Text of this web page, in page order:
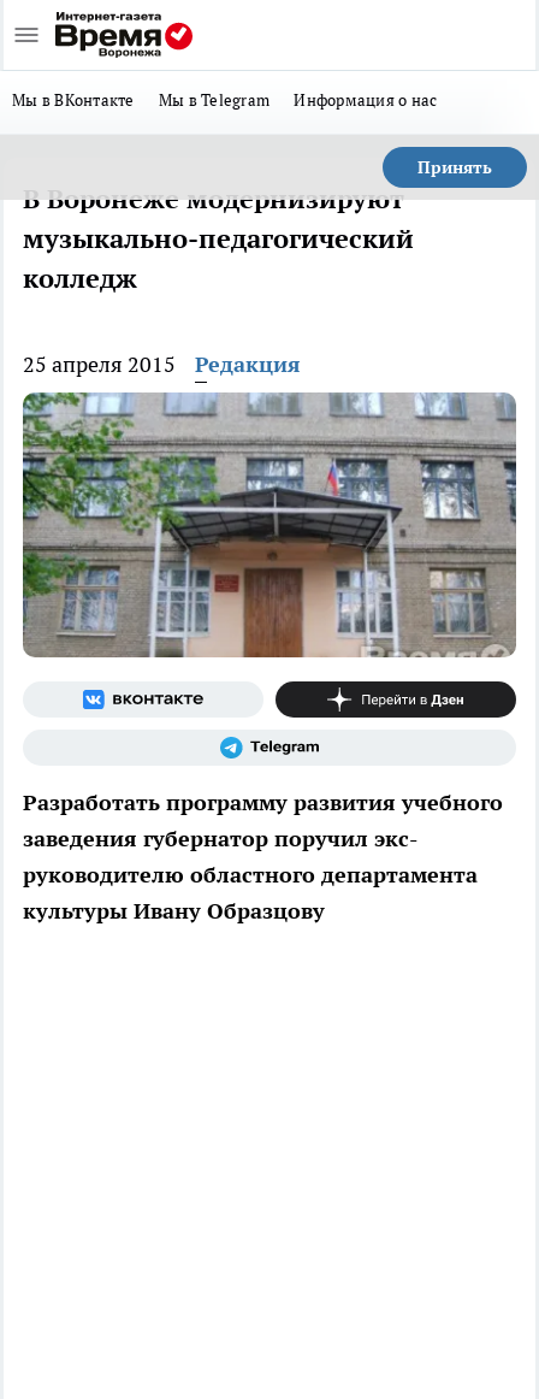
Мы в ВКонтакте Мы в Telegram Информация о нас
Принять
В Воронеже модернизируют
музыкально-педагогический
колледж
25 апреля 2015 Редакция
Разработать программу развития учебного
заведения губернатор поручил экс-
руководителю областного департамента
культуры Ивану Образцову